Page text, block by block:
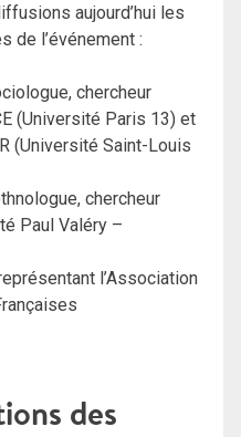
aujourd’hui les
de l’événement :
chercheur
(Université Paris 13) et
(Université Saint-Louis
chercheur
Paul Valéry –
l’Association
des